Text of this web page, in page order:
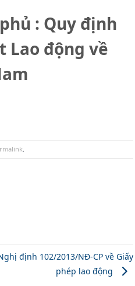
: Quy định
Lao động về
định 102/2013/NĐ-CP về Giấy
phép lao động